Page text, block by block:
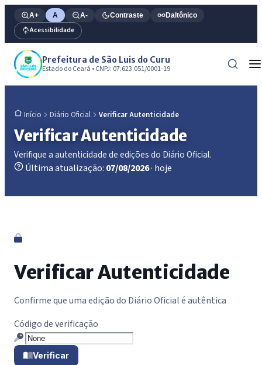
A+ A A- Contraste Daltônico
Acessibilidade
Prefeitura de São Luis do Curu
Estado do Ceará • CNPJ: 07.623.051/0001-19
Início Diário Oficial Verificar Autenticidade
Verificar Autenticidade
Verifique a autenticidade de edições do Diário Oficial.
Última atualização: 07/08/2026· hoje
Verificar Autenticidade
Confirme que uma edição do Diário Oficial é autêntica
Formulário de verificação
Código de verificação
Verificar